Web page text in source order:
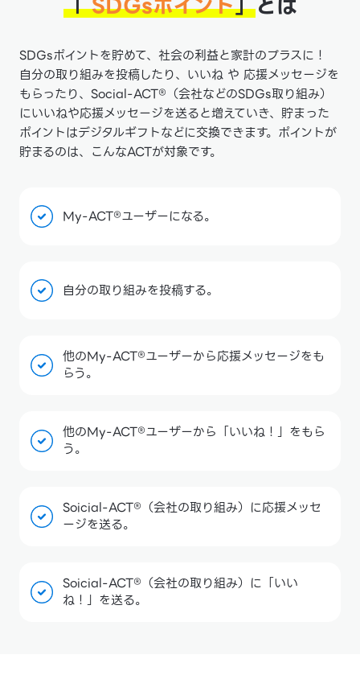
SDGsポイントを貯めて、社会の利益と家計のプラスに！
自分の取り組みを投稿したり、いいね や 応援メッセージを
もらったり、Social-ACT®（会社などのSDGs取り組み）
にいいねや応援メッセージを送ると増えていき、貯まった
ポイントはデジタルギフトなどに交換できます。ポイントが
貯まるのは、こんなACTが対象です。
My-ACT®ユーザーになる。
自分の取り組みを投稿する。
他のMy-ACT®ユーザーから応援メッセージをも
らう。
他のMy-ACT®ユーザーから「いいね！」をもら
う。
Soicial-ACT®（会社の取り組み）に応援メッセ
ージを送る。
Soicial-ACT®（会社の取り組み）に「いい
ね！」を送る。